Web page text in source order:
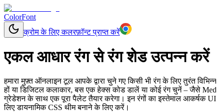
ColorFont
क्रोम के लिए कलरफ़ॉन्ट प्राप्त करें
एकल आधार रंग से रंग शेड उत्पन्न करें
हमारा मुफ़्त ऑनलाइन टूल आपके द्वारा चुने गए किसी भी रंग के लिए तुरंत
हों या डिजिटल कलाकार, बस एक हेक्स कोड डालें या कोई रंग चुनें – जैसे
ग्रेडेशन के साथ एक पूरा पैलेट तैयार करेगा। इन रंगों का इस्तेमाल आकर्षक
लिए डायनामिक CSS थीम बनाने के लिए करें।